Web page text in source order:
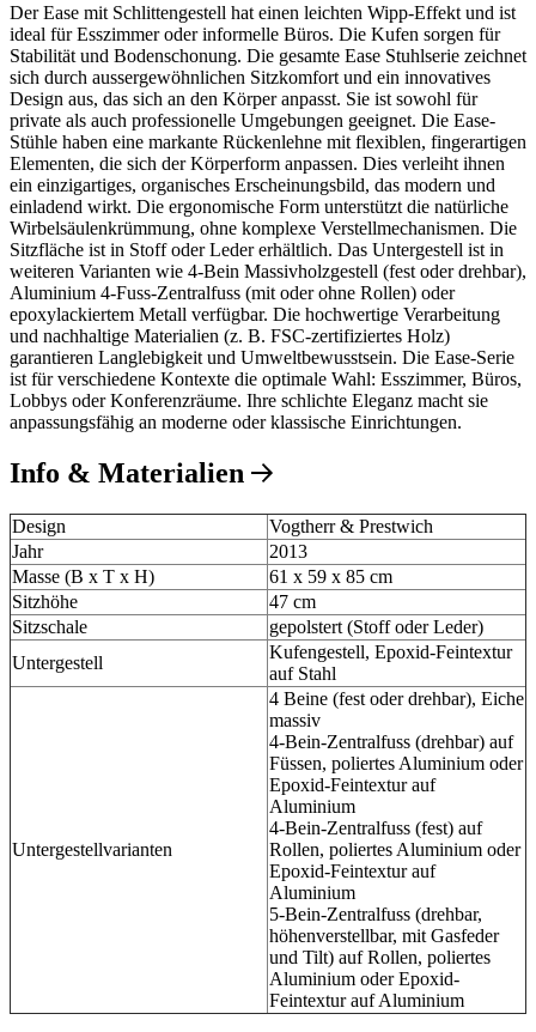
Der Ease mit Schlittengestell hat einen leichten Wipp-Effekt und ist
ideal für Esszimmer oder informelle Büros. Die Kufen sorgen für
Stabilität und Bodenschonung. Die gesamte Ease Stuhlserie zeichnet
sich durch aussergewöhnlichen Sitzkomfort und ein innovatives
Design aus, das sich an den Körper anpasst. Sie ist sowohl für
private als auch professionelle Umgebungen geeignet. Die Ease-
Stühle haben eine markante Rückenlehne mit flexiblen, fingerartigen
Elementen, die sich der Körperform anpassen. Dies verleiht ihnen
ein einzigartiges, organisches Erscheinungsbild, das modern und
einladend wirkt. Die ergonomische Form unterstützt die natürliche
Wirbelsäulenkrümmung, ohne komplexe Verstellmechanismen. Die
Sitzfläche ist in Stoff oder Leder erhältlich. Das Untergestell ist in
weiteren Varianten wie 4-Bein Massivholzgestell (fest oder drehbar),
Aluminium 4-Fuss-Zentralfuss (mit oder ohne Rollen) oder
epoxylackiertem Metall verfügbar. Die hochwertige Verarbeitung
und nachhaltige Materialien (z. B. FSC-zertifiziertes Holz)
garantieren Langlebigkeit und Umweltbewusstsein. Die Ease-Serie
ist für verschiedene Kontexte die optimale Wahl: Esszimmer, Büros,
Lobbys oder Konferenzräume. Ihre schlichte Eleganz macht sie
anpassungsfähig an moderne oder klassische Einrichtungen.
Info & Materialien
Design
Vogtherr & Prestwich
Jahr
2013
Masse (B x T x H)
61 x 59 x 85 cm
Sitzhöhe
47 cm
Sitzschale
gepolstert (Stoff oder Leder)
Untergestell
Kufengestell, Epoxid-Feintextur
auf Stahl
Untergestellvarianten
4 Beine (fest oder drehbar), Eiche
massiv
4-Bein-Zentralfuss (drehbar) auf
Füssen, poliertes Aluminium oder
Epoxid-Feintextur auf
Aluminium
4-Bein-Zentralfuss (fest) auf
Rollen, poliertes Aluminium oder
Epoxid-Feintextur auf
Aluminium
5-Bein-Zentralfuss (drehbar,
höhenverstellbar, mit Gasfeder
und Tilt) auf Rollen, poliertes
Aluminium oder Epoxid-
Feintextur auf Aluminium